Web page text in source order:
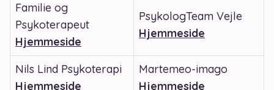
Familie og
Psykoterapeut
Hjemmeside
PsykologTeam Vejle
Hjemmeside
Nils Lind Psykoterapi
Hjemmeside
Martemeo-imago
Hjemmeside